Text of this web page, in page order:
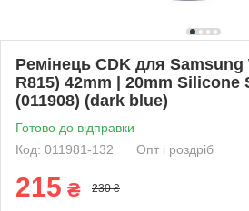
Ремінець CDK для Samsung
R815) 42mm | 20mm Silicone
(011908) (dark blue)
Готово до відправки
Код: 011981-132
Опт і роздріб
215 ₴ 230 ₴